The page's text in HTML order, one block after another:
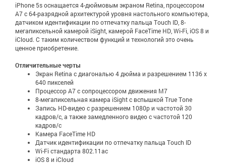
iPhone 5s оснащается 4-дюймовым экраном Retina, процессором
A7 с 64-разрядной архитектурой уровня настольного компьютера,
датчиком идентификации по отпечатку пальца Touch ID, 8-
мегапиксельной камерой iSight, камерой FaceTime HD, Wi-Fi, iOS 8 и
iCloud. С таким количеством функций и технологий это очень
ценное приобретение.
Отличительные черты
Экран Retina с диагональю 4 дюйма и разрешением 1136 х
640 пикселей
Процессор A7 с сопроцессором движения M7
8-мегапиксельная камера iSight с вспышкой True Tone
Запись HD-видео с разрешением 1080p и частотой 30
кадров/с, а также замедленного видео с частотой 120
кадров/с
Камера FaceTime HD
Датчик идентификации по отпечатку пальца Touch ID
Wi-Fi стандарта 802.11ac
iOS 8 и iCloud